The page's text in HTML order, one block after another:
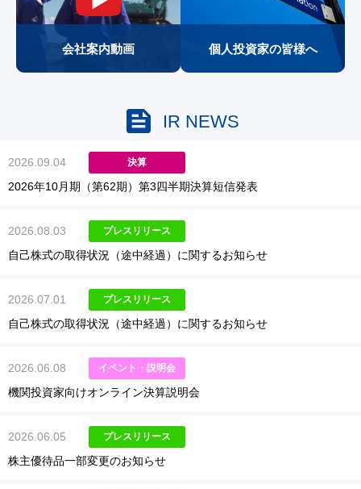
会社案内動画 個人投資家の皆様へ
feed IR NEWS
2026.09.04 決算
2026年10月期（第62期）第3四半期決算短信発表
2026.08.03 プレスリリース
自己株式の取得状況（途中経過）に関するお知らせ
2026.07.01 プレスリリース
自己株式の取得状況（途中経過）に関するお知らせ
2026.06.08 イベント・説明会
機関投資家向けオンライン決算説明会
2026.06.05 プレスリリース
株主優待品一部変更のお知らせ